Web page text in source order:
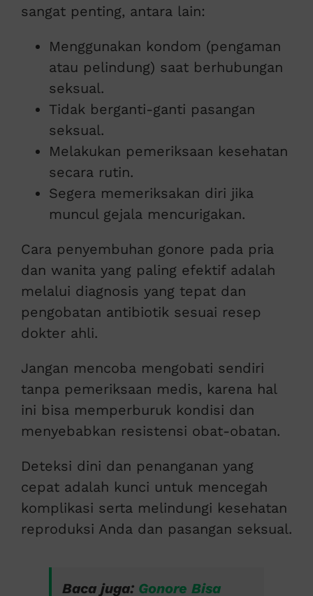
sangat penting, antara lain:
Menggunakan kondom (pengaman
atau pelindung) saat berhubungan
seksual.
Tidak berganti-ganti pasangan
seksual.
Melakukan pemeriksaan kesehatan
secara rutin.
Segera memeriksakan diri jika
muncul gejala mencurigakan.
Cara penyembuhan gonore pada pria
dan wanita yang paling efektif adalah
melalui diagnosis yang tepat dan
pengobatan antibiotik sesuai resep
dokter ahli.
Jangan mencoba mengobati sendiri
tanpa pemeriksaan medis, karena hal
ini bisa memperburuk kondisi dan
menyebabkan resistensi obat-obatan.
Deteksi dini dan penanganan yang
cepat adalah kunci untuk mencegah
komplikasi serta melindungi kesehatan
reproduksi Anda dan pasangan seksual.
Baca juga: Gonore Bisa